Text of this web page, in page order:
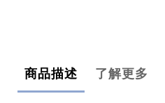
商品描述 了解更多